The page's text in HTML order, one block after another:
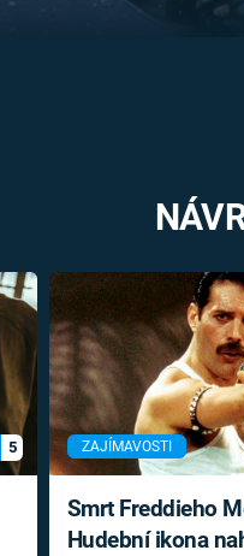
5 ZAJÍMAVOSTI
Smrt Freddieho
Hudební ikona